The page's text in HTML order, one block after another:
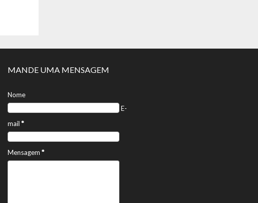
MANDE UMA MENSAGEM
Nome
E-
mail *
Mensagem *